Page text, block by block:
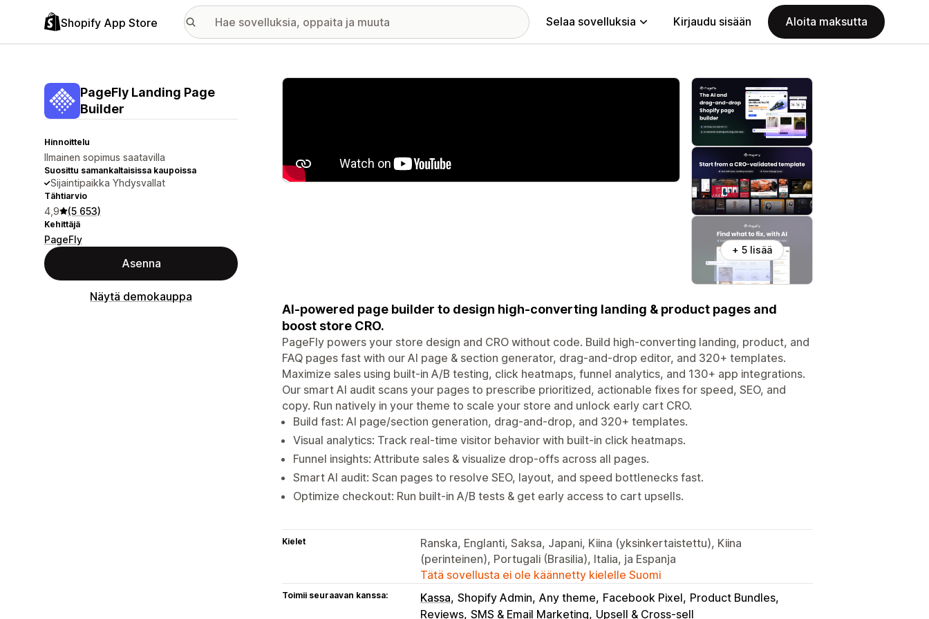
Shopify App Store Selaa sovelluksia Kirjaudu sisään Aloita maksutta
PageFly Landing Page
Builder
Hinnoittelu
Ilmainen sopimus saatavilla
Suosittu samankaltaisissa kaupoissa
Sijaintipaikka Yhdysvallat
Tähtiarvio
4,9 (5 653)
Kehittäjä
PageFly
Asenna
Näytä demokauppa
Esittelykuvagalleria
+ 5 lisää
AI-powered page builder to design high-converting landing & product pages and
boost store CRO.
PageFly powers your store design and CRO without code. Build high-converting landing, product, and
FAQ pages fast with our AI page & section generator, drag-and-drop editor, and 320+ templates.
Maximize sales using built-in A/B testing, click heatmaps, funnel analytics, and 130+ app integrations.
Our smart AI audit scans your pages to prescribe prioritized, actionable fixes for speed, SEO, and
copy. Run natively in your theme to scale your store and unlock early cart CRO.
Build fast: AI page/section generation, drag-and-drop, and 320+ templates.
Visual analytics: Track real-time visitor behavior with built-in click heatmaps.
Funnel insights: Attribute sales & visualize drop-offs across all pages.
Smart AI audit: Scan pages to resolve SEO, layout, and speed bottlenecks fast.
Optimize checkout: Run built-in A/B tests & get early access to cart upsells.
Kielet
Ranska, Englanti, Saksa, Japani, Kiina (yksinkertaistettu), Kiina
(perinteinen), Portugali (Brasilia), Italia, ja Espanja
Tätä sovellusta ei ole käännetty kielelle Suomi
Toimii seuraavan kanssa: Kassa Shopify Admin Any theme Facebook Pixel Product Bundles
Reviews SMS & Email Marketing Upsell & Cross-sell